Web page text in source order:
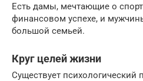
Есть дамы, мечтающие о
финансовом успехе, и
большой семьей.
Круг целей жизни
Существует психологический